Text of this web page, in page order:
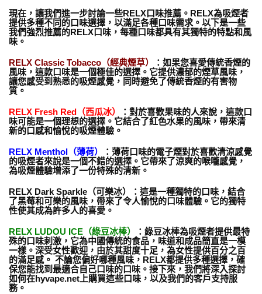
現在，讓我們進一步討論一些RELX口味推薦。RELX為吸煙者
提供多種不同的口味選擇，以滿足各種口味需求。以下是一些
我們強烈推薦的RELX口味，每種口味都具有其獨特的特點和風
味。
RELX Classic Tobacco（經典煙草）
：如果您喜愛傳統香煙的
風味，這款口味是一個極佳的選擇。它提供濃郁的煙草風味，
讓您感受到熟悉的吸煙感覺，同時避免了傳統香煙的有害物
質。
RELX Fresh Red（西瓜冰）
：對於喜歡果味的人來說，這款口
味可能是一個理想的選擇。它結合了紅色水果的風味，帶來清
新的口感和愉悅的吸煙體驗。
RELX Menthol（薄荷）
：薄荷口味的電子煙對於喜歡清涼感覺
的吸煙者來說是一個不錯的選擇。它帶來了涼爽的喉嚨感覺，
為吸煙體驗增添了一份特殊的清新。
RELX Dark Sparkle（可樂冰）：這是一種獨特的口味，結合
了黑莓和可樂的風味，帶來了令人愉悅的口味體驗。它的獨特
性使其成為許多人的喜愛。
RELX LUDOU ICE（綠豆冰棒）
：綠豆冰棒為吸煙者提供最特
殊的口味刺激，它為中國傳統的食品，味道和成品簡直是一模
一樣。深受女性歡迎，由於其甜度十足，為女性提供百分之百
的滿足感。 不論您偏好哪種風味，RELX都提供多種選擇，確
保您能找到最適合自己口味的口味。接下來，我們將深入探討
如何在hyvape.net上購買這些口味，以及我們的客戶支持服
務。